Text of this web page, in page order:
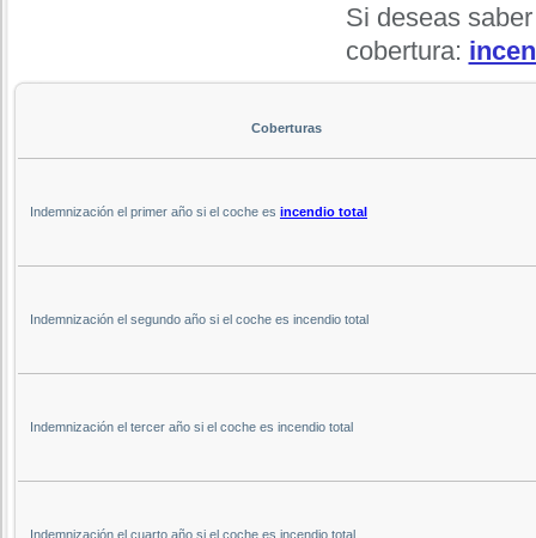
Si deseas
cobertura:
Coberturas
Indemnización el primer año si el coche es incendio total
Indemnización el segundo año si el coche es incendio total
Indemnización el tercer año si el coche es incendio total
Indemnización el cuarto año si el coche es incendio total